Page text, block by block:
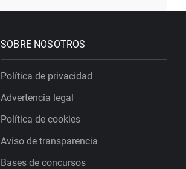
SOBRE NOSOTROS
Política de privacidad
Advertencia legal
Política de cookies
Aviso de transparencia
Bases de concursos